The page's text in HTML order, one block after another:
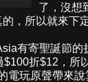
了，沒想
，所以就來下定
有寄聖誕節
$100折$12，所
電玩原聲帶來說